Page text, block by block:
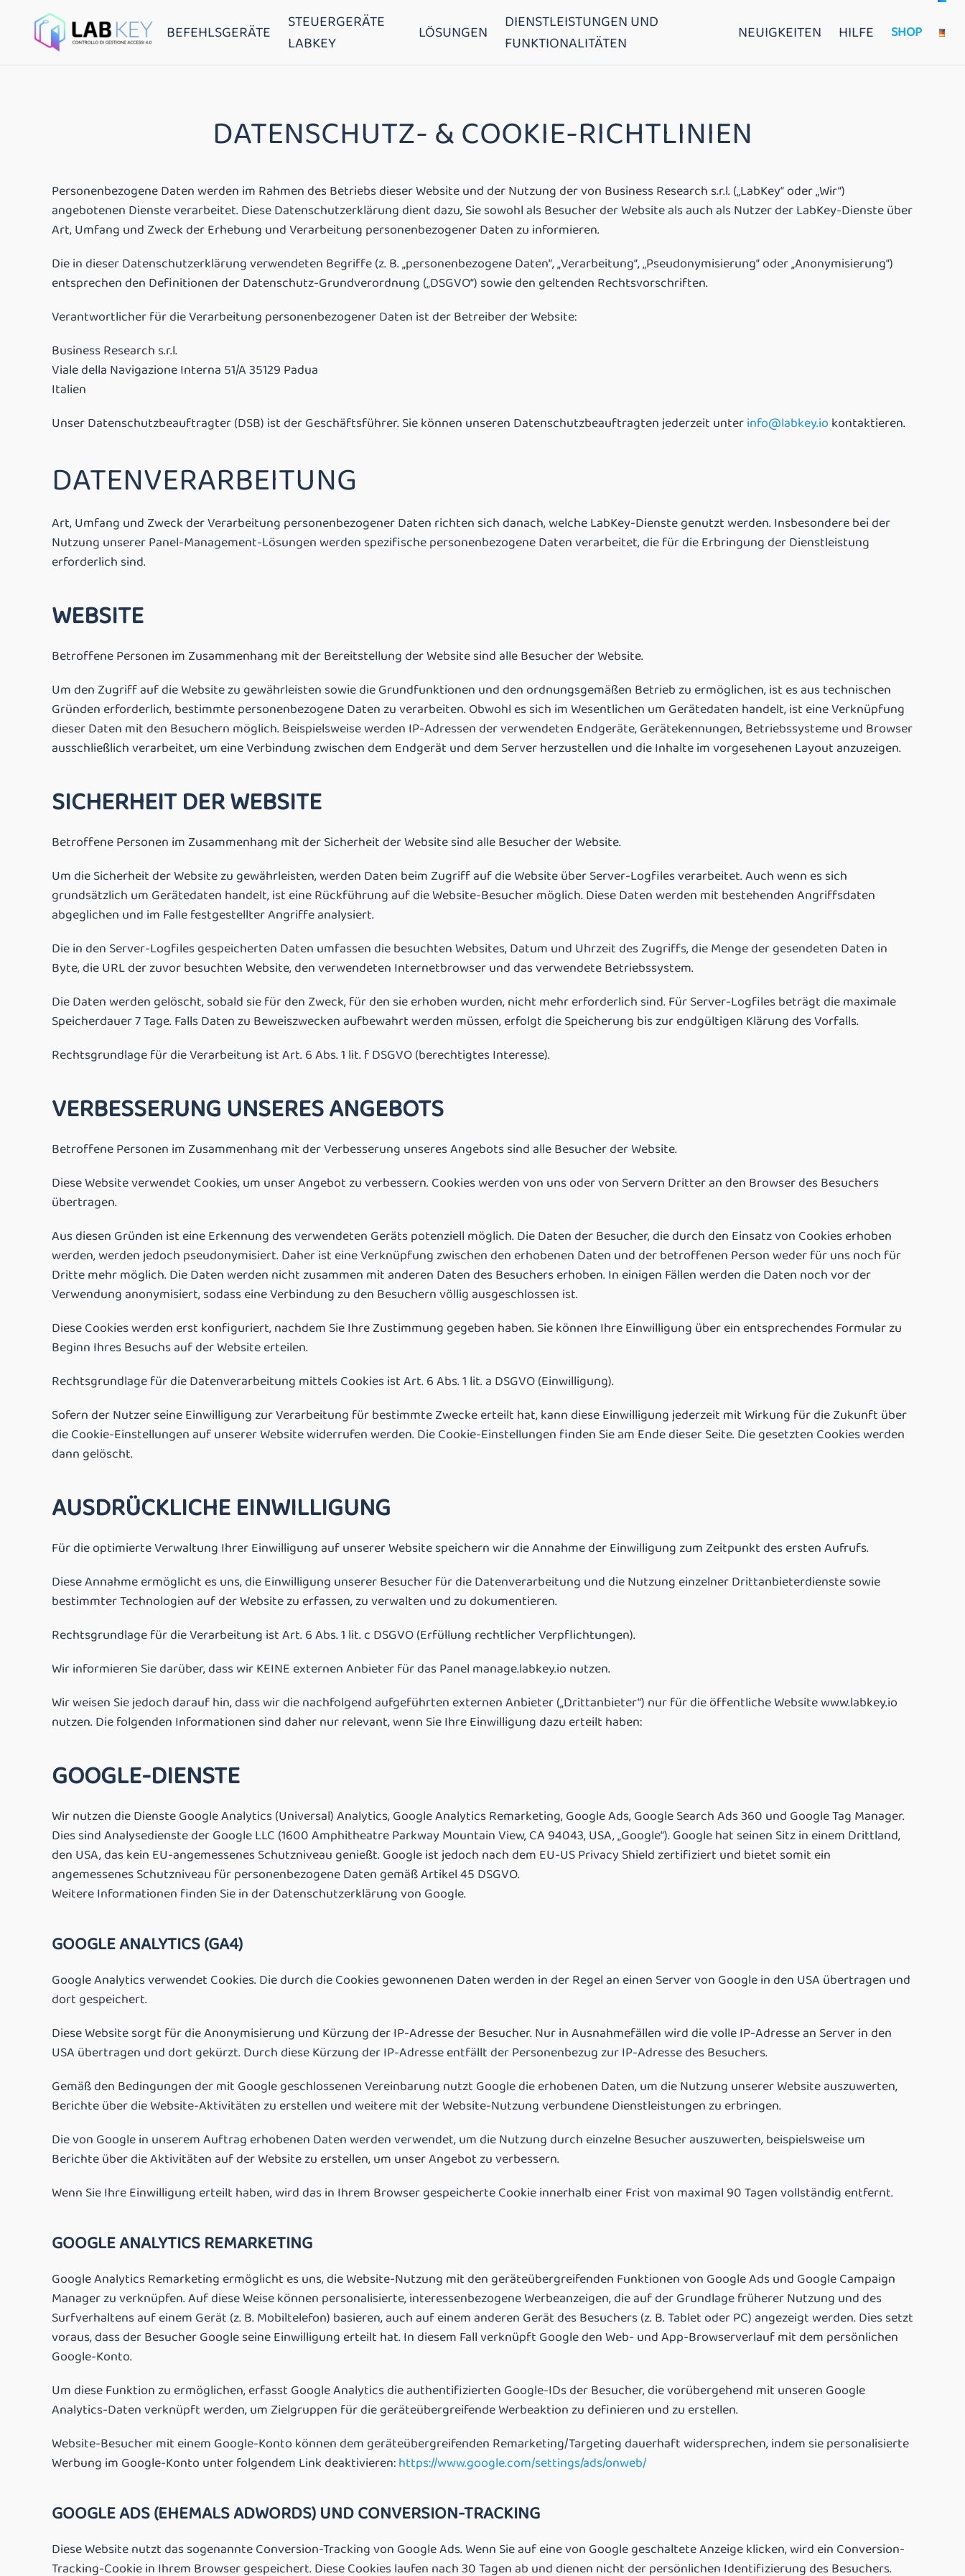
BEFEHLSGERÄTE
STEUERGERÄTE
LABKEY
LÖSUNGEN
DIENSTLEISTUNGEN UND
FUNKTIONALITÄTEN
NEUIGKEITEN HILFE SHOP
DATENSCHUTZ- & COOKIE-RICHTLINIEN
Personenbezogene Daten werden im Rahmen des Betriebs dieser Website und der Nutzung der von Business Research s.r.l. („LabKey“ oder „Wir“)
angebotenen Dienste verarbeitet. Diese Datenschutzerklärung dient dazu, Sie sowohl als Besucher der Website als auch als Nutzer der LabKey-Dienste über
Art, Umfang und Zweck der Erhebung und Verarbeitung personenbezogener Daten zu informieren.
Die in dieser Datenschutzerklärung verwendeten Begriffe (z. B. „personenbezogene Daten“, „Verarbeitung“, „Pseudonymisierung“ oder „Anonymisierung“)
entsprechen den Definitionen der Datenschutz-Grundverordnung („DSGVO“) sowie den geltenden Rechtsvorschriften.
Verantwortlicher für die Verarbeitung personenbezogener Daten ist der Betreiber der Website:
Business Research s.r.l.
Viale della Navigazione Interna 51/A 35129 Padua
Italien
Unser Datenschutzbeauftragter (DSB) ist der Geschäftsführer. Sie können unseren Datenschutzbeauftragten jederzeit unterinfo@labkey.io kontaktieren.
DATENVERARBEITUNG
Art, Umfang und Zweck der Verarbeitung personenbezogener Daten richten sich danach, welche LabKey-Dienste genutzt werden. Insbesondere bei der
Nutzung unserer Panel-Management-Lösungen werden spezifische personenbezogene Daten verarbeitet, die für die Erbringung der Dienstleistung
erforderlich sind.
WEBSITE
Betroffene Personen im Zusammenhang mit der Bereitstellung der Website sind alle Besucher der Website.
Um den Zugriff auf die Website zu gewährleisten sowie die Grundfunktionen und den ordnungsgemäßen Betrieb zu ermöglichen, ist es aus technischen
Gründen erforderlich, bestimmte personenbezogene Daten zu verarbeiten. Obwohl es sich im Wesentlichen um Gerätedaten handelt, ist eine Verknüpfung
dieser Daten mit den Besuchern möglich. Beispielsweise werden IP-Adressen der verwendeten Endgeräte, Gerätekennungen, Betriebssysteme und Browser
ausschließlich verarbeitet, um eine Verbindung zwischen dem Endgerät und dem Server herzustellen und die Inhalte im vorgesehenen Layout anzuzeigen.
SICHERHEIT DER WEBSITE
Betroffene Personen im Zusammenhang mit der Sicherheit der Website sind alle Besucher der Website.
Um die Sicherheit der Website zu gewährleisten, werden Daten beim Zugriff auf die Website über Server-Logfiles verarbeitet. Auch wenn es sich
grundsätzlich um Gerätedaten handelt, ist eine Rückführung auf die Website-Besucher möglich. Diese Daten werden mit bestehenden Angriffsdaten
abgeglichen und im Falle festgestellter Angriffe analysiert.
Die in den Server-Logfiles gespeicherten Daten umfassen die besuchten Websites, Datum und Uhrzeit des Zugriffs, die Menge der gesendeten Daten in
Byte, die URL der zuvor besuchten Website, den verwendeten Internetbrowser und das verwendete Betriebssystem.
Die Daten werden gelöscht, sobald sie für den Zweck, für den sie erhoben wurden, nicht mehr erforderlich sind. Für Server-Logfiles beträgt die maximale
Speicherdauer 7 Tage. Falls Daten zu Beweiszwecken aufbewahrt werden müssen, erfolgt die Speicherung bis zur endgültigen Klärung des Vorfalls.
Rechtsgrundlage für die Verarbeitung ist Art. 6 Abs. 1 lit. f DSGVO (berechtigtes Interesse).
VERBESSERUNG UNSERES ANGEBOTS
Betroffene Personen im Zusammenhang mit der Verbesserung unseres Angebots sind alle Besucher der Website.
Diese Website verwendet Cookies, um unser Angebot zu verbessern. Cookies werden von uns oder von Servern Dritter an den Browser des Besuchers
übertragen.
Aus diesen Gründen ist eine Erkennung des verwendeten Geräts potenziell möglich. Die Daten der Besucher, die durch den Einsatz von Cookies erhoben
werden, werden jedoch pseudonymisiert. Daher ist eine Verknüpfung zwischen den erhobenen Daten und der betroffenen Person weder für uns noch für
Dritte mehr möglich. Die Daten werden nicht zusammen mit anderen Daten des Besuchers erhoben. In einigen Fällen werden die Daten noch vor der
Verwendung anonymisiert, sodass eine Verbindung zu den Besuchern völlig ausgeschlossen ist.
Diese Cookies werden erst konfiguriert, nachdem Sie Ihre Zustimmung gegeben haben. Sie können Ihre Einwilligung über ein entsprechendes Formular zu
Beginn Ihres Besuchs auf der Website erteilen.
Rechtsgrundlage für die Datenverarbeitung mittels Cookies ist Art. 6 Abs. 1 lit. a DSGVO (Einwilligung).
Sofern der Nutzer seine Einwilligung zur Verarbeitung für bestimmte Zwecke erteilt hat, kann diese Einwilligung jederzeit mit Wirkung für die Zukunft über
die Cookie-Einstellungen auf unserer Website widerrufen werden. Die Cookie-Einstellungen finden Sie am Ende dieser Seite. Die gesetzten Cookies werden
dann gelöscht.
AUSDRÜCKLICHE EINWILLIGUNG
Für die optimierte Verwaltung Ihrer Einwilligung auf unserer Website speichern wir die Annahme der Einwilligung zum Zeitpunkt des ersten Aufrufs.
Diese Annahme ermöglicht es uns, die Einwilligung unserer Besucher für die Datenverarbeitung und die Nutzung einzelner Drittanbieterdienste sowie
bestimmter Technologien auf der Website zu erfassen, zu verwalten und zu dokumentieren.
Rechtsgrundlage für die Verarbeitung ist Art. 6 Abs. 1 lit. c DSGVO (Erfüllung rechtlicher Verpflichtungen).
Wir informieren Sie darüber, dass wir KEINE externen Anbieter für das Panel manage.labkey.io nutzen.
Wir weisen Sie jedoch darauf hin, dass wir die nachfolgend aufgeführten externen Anbieter („Drittanbieter“) nur für die öffentliche Website www.labkey.io
nutzen. Die folgenden Informationen sind daher nur relevant, wenn Sie Ihre Einwilligung dazu erteilt haben:
GOOGLE-DIENSTE
Wir nutzen die Dienste Google Analytics (Universal) Analytics, Google Analytics Remarketing, Google Ads, Google Search Ads 360 und Google Tag Manager.
Dies sind Analysedienste der Google LLC (1600 Amphitheatre Parkway Mountain View, CA 94043, USA, „Google“). Google hat seinen Sitz in einem Drittland,
den USA, das kein EU-angemessenes Schutzniveau genießt. Google ist jedoch nach dem EU-US Privacy Shield zertifiziert und bietet somit ein
angemessenes Schutzniveau für personenbezogene Daten gemäß Artikel 45 DSGVO.
Weitere Informationen finden Sie in der Datenschutzerklärung von Google.
GOOGLE ANALYTICS (GA4)
Google Analytics verwendet Cookies. Die durch die Cookies gewonnenen Daten werden in der Regel an einen Server von Google in den USA übertragen und
dort gespeichert.
Diese Website sorgt für die Anonymisierung und Kürzung der IP-Adresse der Besucher. Nur in Ausnahmefällen wird die volle IP-Adresse an Server in den
USA übertragen und dort gekürzt. Durch diese Kürzung der IP-Adresse entfällt der Personenbezug zur IP-Adresse des Besuchers.
Gemäß den Bedingungen der mit Google geschlossenen Vereinbarung nutzt Google die erhobenen Daten, um die Nutzung unserer Website auszuwerten,
Berichte über die Website-Aktivitäten zu erstellen und weitere mit der Website-Nutzung verbundene Dienstleistungen zu erbringen.
Die von Google in unserem Auftrag erhobenen Daten werden verwendet, um die Nutzung durch einzelne Besucher auszuwerten, beispielsweise um
Berichte über die Aktivitäten auf der Website zu erstellen, um unser Angebot zu verbessern.
Wenn Sie Ihre Einwilligung erteilt haben, wird das in Ihrem Browser gespeicherte Cookie innerhalb einer Frist von maximal 90 Tagen vollständig entfernt.
GOOGLE ANALYTICS REMARKETING
Google Analytics Remarketing ermöglicht es uns, die Website-Nutzung mit den geräteübergreifenden Funktionen von Google Ads und Google Campaign
Manager zu verknüpfen. Auf diese Weise können personalisierte, interessenbezogene Werbeanzeigen, die auf der Grundlage früherer Nutzung und des
Surfverhaltens auf einem Gerät (z. B. Mobiltelefon) basieren, auch auf einem anderen Gerät des Besuchers (z. B. Tablet oder PC) angezeigt werden. Dies setzt
voraus, dass der Besucher Google seine Einwilligung erteilt hat. In diesem Fall verknüpft Google den Web- und App-Browserverlauf mit dem persönlichen
Google-Konto.
Um diese Funktion zu ermöglichen, erfasst Google Analytics die authentifizierten Google-IDs der Besucher, die vorübergehend mit unseren Google
Analytics-Daten verknüpft werden, um Zielgruppen für die geräteübergreifende Werbeaktion zu definieren und zu erstellen.
Website-Besucher mit einem Google-Konto können dem geräteübergreifenden Remarketing/Targeting dauerhaft widersprechen, indem sie personalisierte
Werbung im Google-Konto unter folgendem Link deaktivieren:https://www.google.com/settings/ads/onweb/
GOOGLE ADS (EHEMALS ADWORDS) UND CONVERSION-TRACKING
Diese Website nutzt das sogenannte Conversion-Tracking von Google Ads. Wenn Sie auf eine von Google geschaltete Anzeige klicken, wird ein Conversion-
Tracking-Cookie in Ihrem Browser gespeichert. Diese Cookies laufen nach 30 Tagen ab und dienen nicht der persönlichen Identifizierung des Besuchers.